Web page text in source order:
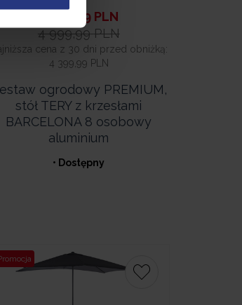
4 599,99 PLN
4 999,99 PLN
cena z 30 dni przed obniżką:
4 399,99 PLN
ogrodowy PREMIUM,
stół TERY z krzesłami
BARCELONA 8 osobowy
aluminium
• Dostępny